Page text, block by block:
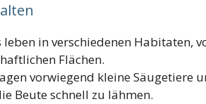
leben in verschiedenen Habitaten,
Flächen.
vorwiegend kleine Säugetiere
Beute schnell zu lähmen.